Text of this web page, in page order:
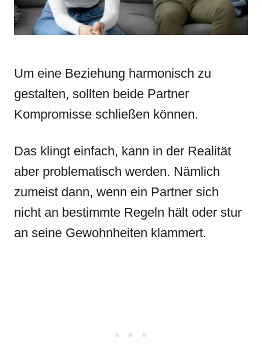
Um eine Beziehung harmonisch zu
gestalten, sollten beide Partner
Kompromisse schließen können.
Das klingt einfach, kann in der Realität
aber problematisch werden. Nämlich
zumeist dann, wenn ein Partner sich
nicht an bestimmte Regeln hält oder stur
an seine Gewohnheiten klammert.